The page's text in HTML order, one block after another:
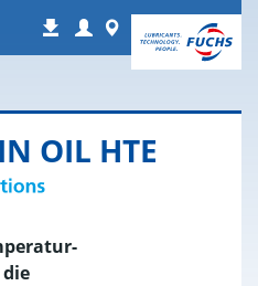
Downloads
Login Worldwide
OIL HTE